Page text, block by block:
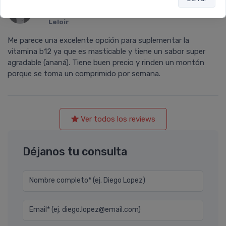
Leloir.
Me parece una excelente opción para suplementar la
vitamina b12 ya que es masticable y tiene un sabor super
agradable (ananá). Tiene buen precio y rinden un montón
porque se toma un comprimido por semana.
Ver todos los reviews
Déjanos tu consulta
Nombre completo* (ej. Diego Lopez)
Email* (ej. diego.lopez@email.com)